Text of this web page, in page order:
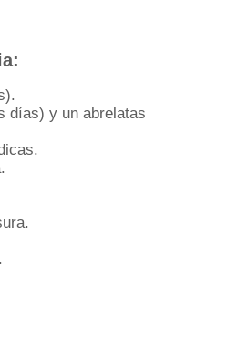
días) y un abrelatas